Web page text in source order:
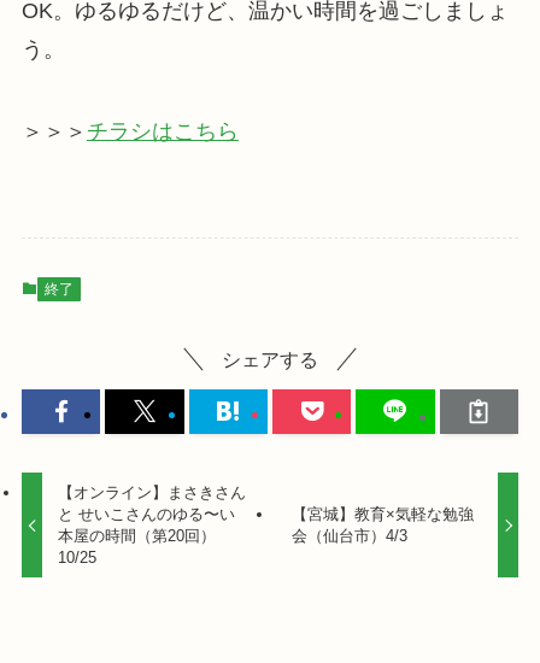
OK。ゆるゆるだけど、温かい時間を過ごしましょ
う。
＞＞＞ チラシはこちら
終了
シェアする
【オンライン】まさきさん
と せいこさんのゆる〜い
本屋の時間（第20回）
10/25
【宮城】教育×気軽な勉強
会（仙台市）4/3